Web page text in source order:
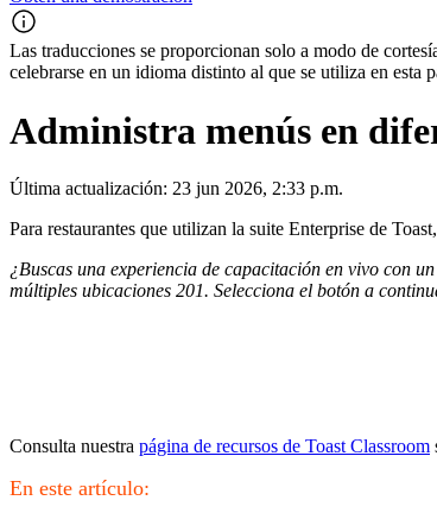
Las traducciones se proporcionan solo a modo de
celebrarse en un idioma distinto al que se utiliza en esta
Administra menús en
Última actualización: 23 jun 2026, 2:33 p.m.
Para restaurantes que utilizan la suite Enterprise de
¿Buscas una experiencia de capacitación en vivo con
múltiples ubicaciones 201. Selecciona el botón a
Consulta nuestra página de recursos de Toast Classroom
En este artículo: